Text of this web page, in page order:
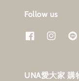
Follow us
UNA愛大家